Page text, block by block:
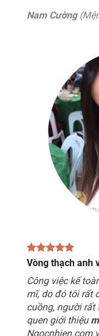
Nam Cường
Vòng thạch anh
Công việc kế
mĩ, do đó tôi rất
cuồng, người
quen giới thiệu
Ngocnhien.com